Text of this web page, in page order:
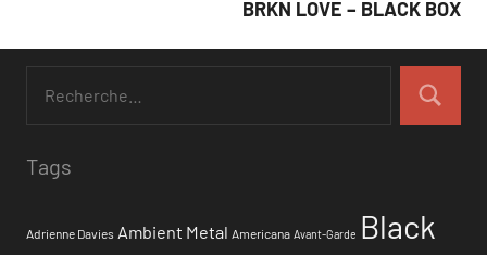
BRKN LOVE – BLACK BOX
Tags
Adrienne Davies Ambient Metal Americana Avant-Garde Black